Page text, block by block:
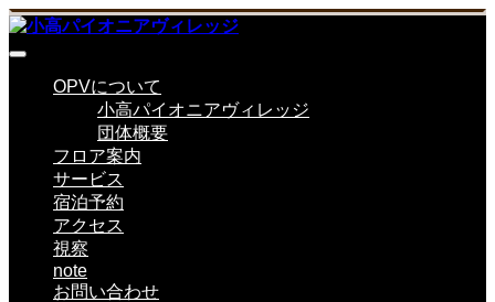
OPVについて
小高パイオニアヴィレッジ
団体概要
フロア案内
サービス
宿泊予約
アクセス
視察
note
お問い合わせ